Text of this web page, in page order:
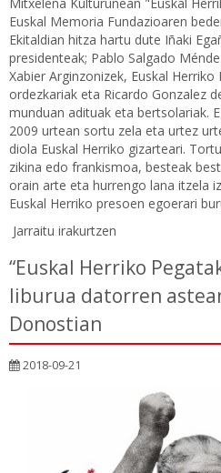
Euskal Memoria Fundazioaren
Ekitaldian hitza hartu dute Iñaki
presidenteak; Pablo Salgado
Xabier Arginzonizek, Euskal
ordezkariak eta Ricardo Gonzalez
munduan adituak eta bertsolariak.
2009 urtean sortu zela eta urtez
diola Euskal Herriko gizarteari.
zikina edo frankismoa, besteak
orain arte eta hurrengo lana itzela
Euskal Herriko presoen egoerari
Jarraitu irakurtzen
“Euskal Herriko
liburua datorren
Donostian
2018-09-21